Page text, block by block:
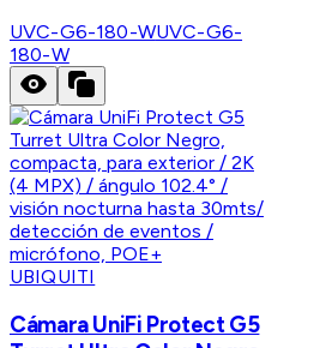
UVC-G6-180-WUVC-G6-
180-W
UBIQUITI
Cámara UniFi Protect G5